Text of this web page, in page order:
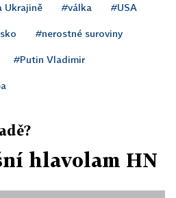
Ukrajině #válka #USA
#nerostné suroviny
#Putin Vladimir
hlavolam HN